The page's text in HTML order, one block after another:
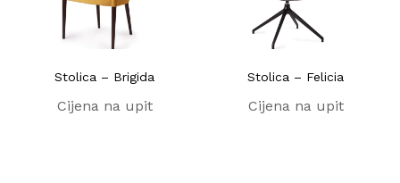
Stolica – Brigida
Cijena na upit
Stolica – Felicia
Cijena na upit